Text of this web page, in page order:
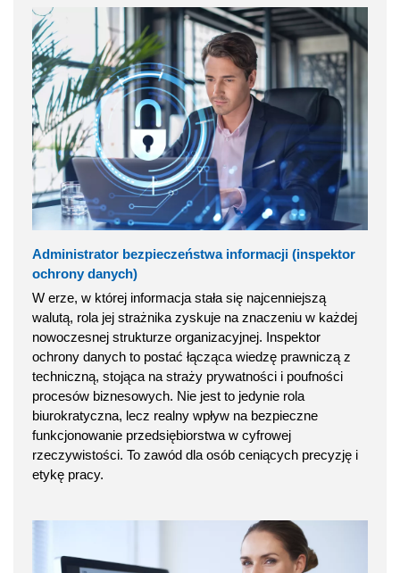
Administrator bezpieczeństwa informacji (inspektor
ochrony danych)
W erze, w której informacja stała się najcenniejszą
walutą, rola jej strażnika zyskuje na znaczeniu w każdej
nowoczesnej strukturze organizacyjnej. Inspektor
ochrony danych to postać łącząca wiedzę prawniczą z
techniczną, stojąca na straży prywatności i poufności
procesów biznesowych. Nie jest to jedynie rola
biurokratyczna, lecz realny wpływ na bezpieczne
funkcjonowanie przedsiębiorstwa w cyfrowej
rzeczywistości. To zawód dla osób ceniących precyzję i
etykę pracy.